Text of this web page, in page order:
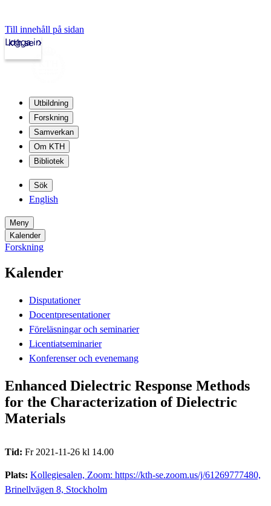
Till innehåll på sidan
kth.se
Logga in
Utbildning
Forskning
Samverkan
Om KTH
Bibliotek
Sök
English
Meny
Kalender
Forskning
Kalender
Disputationer
Docentpresentationer
Föreläsningar och seminarier
Licentiatseminarier
Konferenser och evenemang
Enhanced Dielectric Response Methods
for the Characterization of Dielectric
Materials
Tid: Fr 2021-11-26 kl 14.00
Plats: Kollegiesalen, Zoom: https://kth-se.zoom.us/j/61269777480,
Brinellvägen 8, Stockholm